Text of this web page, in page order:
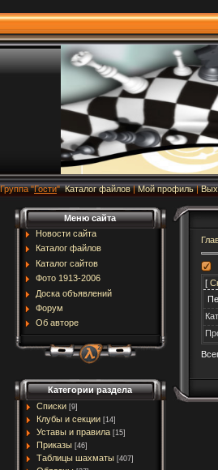
Группа"Гости" Каталог файлов |Мой профиль |
Меню сайта
Новости сайта
Каталог файлов
Каталог сайтов
Фото 1913-2006
Доска объявлений
Форум
Об авторе
Категории раздела
Списки [9]
Клубы и секции [14]
Уставы и правила [15]
Приказы [46]
Таблицы шахматы [407]
[